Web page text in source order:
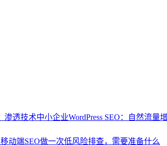
中小企业WordPress SEO：自然流
动端SEO做一次低风险排查，需要准备什么